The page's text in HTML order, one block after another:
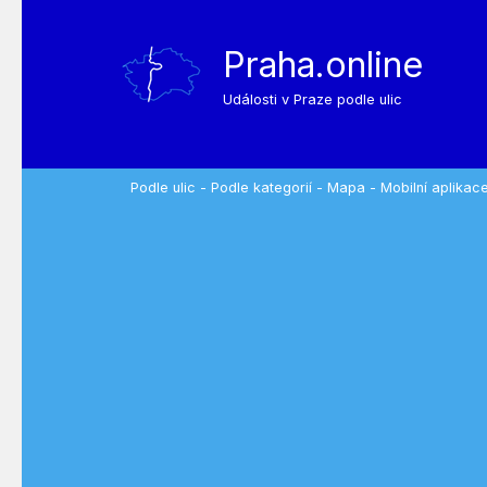
Praha.online
Události v Praze podle ulic
Podle ulic - Podle kategorií - Mapa - Mobilní